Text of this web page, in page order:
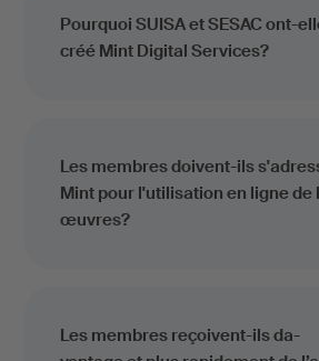
Pourquoi SUISA et SESAC ont-
créé Mint Digital Services?
Les membres doivent-ils
Mint pour l'utilisation en ligne de
œuvres?
Les membres reçoivent-ils da-